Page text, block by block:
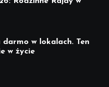
w lokalach. Ten
w życie